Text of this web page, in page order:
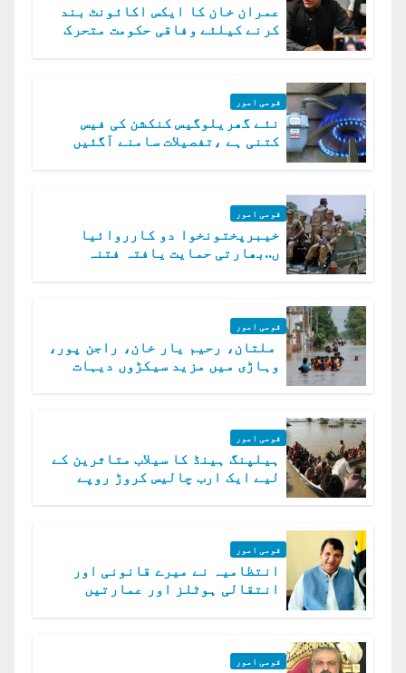
عمران خان کا ایکس اکائونٹ بند
کرنے کیلئے وفاقی حکومت متحرک
قومی امور
نئے گھریلوگیس کنکشن کی فیس
کتنی ہے ،تفصیلات سامنے آگئیں
قومی امور
خیبرپختونخوا دو کارروائیا
ں..بھارتی حمایت یافتہ فتنہ
قومی امور
ملتان، رحیم یار خان، راجن پور،
وہاڑی میں مزید سیکڑوں دیہات
قومی امور
ہیلپنگ ہینڈ کا سیلاب متاثرین کے
لیے ایک ارب چالیس کروڑ روپے
قومی امور
انتظامیہ نے میرے قانونی اور
انتقالی ہوٹلز اور عمارتیں
قومی امور